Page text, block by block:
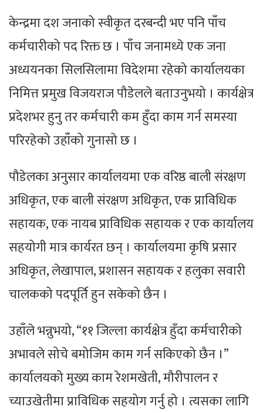
केन्द्रमा दश जनाको स्वीकृत दरबन्दी भए पनि पाँच
कर्मचारीको पद रिक्त छ । पाँच जनामध्ये एक जना
अध्ययनका सिलसिलामा विदेशमा रहेको कार्यालयका
निमित्त प्रमुख विजयराज पौडेलले बताउनुभयो । कार्यक्षेत्र
प्रदेशभर हुनु तर कर्मचारी कम हुँदा काम गर्न समस्या
परिरहेको उहाँको गुनासो छ ।
पौडेलका अनुसार कार्यालयमा एक वरिष्ठ बाली संरक्षण
अधिकृत, एक बाली संरक्षण अधिकृत, एक प्राविधिक
सहायक, एक नायब प्राविधिक सहायक र एक कार्यालय
सहयोगी मात्र कार्यरत छन् । कार्यालयमा कृषि प्रसार
अधिकृत, लेखापाल, प्रशासन सहायक र हलुका सवारी
चालकको पदपूर्ति हुन सकेको छैन ।
उहाँले भन्नुभयो, “११ जिल्ला कार्यक्षेत्र हुँदा कर्मचारीको
अभावले सोचे बमोजिम काम गर्न सकिएको छैन ।”
कार्यालयको मुख्य काम रेशमखेती, मौरीपालन र
च्याउखेतीमा प्राविधिक सहयोग गर्नु हो । त्यसका लागि